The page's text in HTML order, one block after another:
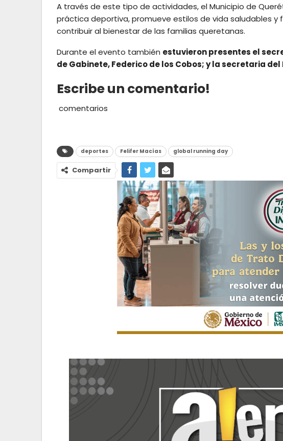
A través de este tipo de actividades, el Municipio de
práctica deportiva, promueve estilos de vida saludables y
contribuir al bienestar de las familias queretanas.
Durante el evento también estuvieron presentes el
de Gabinete, Federico de los Cobos; y la secretaria
Escribe un comentario!
comentarios
deportes Felifer Macías global running day
Compartir